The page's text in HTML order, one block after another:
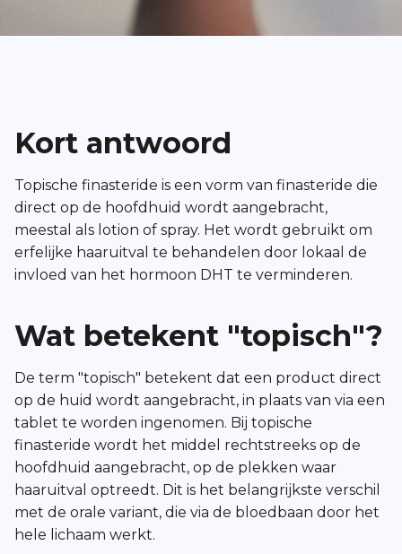
Kort antwoord
Topische finasteride is een vorm van finasteride die
direct op de hoofdhuid wordt aangebracht,
meestal als lotion of spray. Het wordt gebruikt om
erfelijke haaruitval te behandelen door lokaal de
invloed van het hormoon DHT te verminderen.
Wat betekent "topisch"?
De term "topisch" betekent dat een product direct
op de huid wordt aangebracht, in plaats van via een
tablet te worden ingenomen. Bij topische
finasteride wordt het middel rechtstreeks op de
hoofdhuid aangebracht, op de plekken waar
haaruitval optreedt. Dit is het belangrijkste verschil
met de orale variant, die via de bloedbaan door het
hele lichaam werkt.